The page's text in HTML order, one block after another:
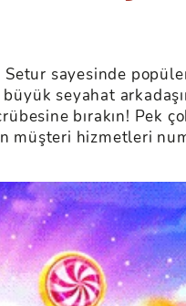
sayesinde
seyahat
bırakın! Pek
hizmetleri